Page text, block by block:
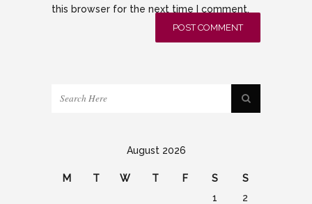
this browser for the next time I comment.
August 2026
M T W T F S
S
1
2